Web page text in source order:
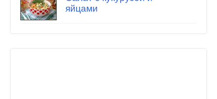
яйцами